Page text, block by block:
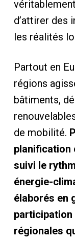
d’attirer des
les réalités
Partout en
régions
bâtiments,
de mobilité.
planification
suivi le
énergie-
élaborés en
régionales